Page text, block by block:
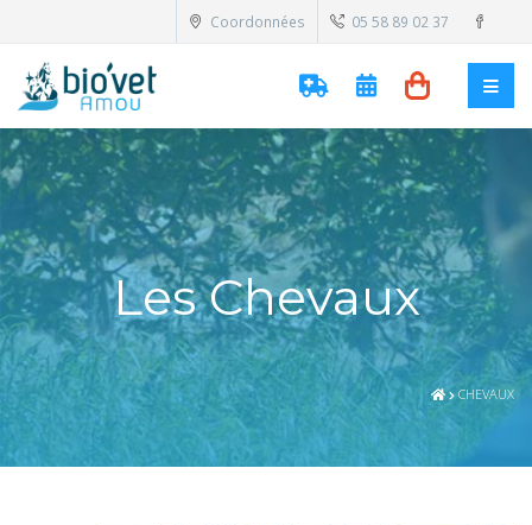
Coordonnées 05 58 89 02 37
Les Chevaux
CHEVAUX